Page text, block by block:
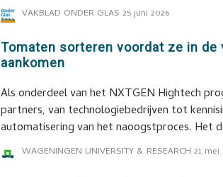
VAKBLAD ONDER GLAS 25 juni 2026
Tomaten sorteren voordat ze in de
aankomen
Als onderdeel van het NXTGEN Hightech
partners, van technologiebedrijven tot
automatisering van het naoogstproces. Het
WAGENINGEN UNIVERSITY & RESEARCH 21 mei